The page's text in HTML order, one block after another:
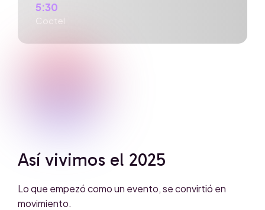
5:30
Coctel
Así vivimos el 2025
Lo que empezó como un evento, se convirtió en
movimiento.